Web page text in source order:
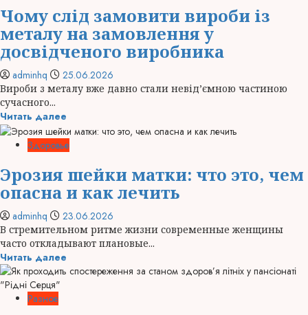
Чому слід замовити вироби із
металу на замовлення у
досвідченого виробника
adminhq 25.06.2026
Вироби з металу вже давно стали невід’ємною частиною
сучасного...
Читать далее
Здоровье
Эрозия шейки матки: что это, чем
опасна и как лечить
adminhq 23.06.2026
В стремительном ритме жизни современные женщины
часто откладывают плановые...
Читать далее
Разное